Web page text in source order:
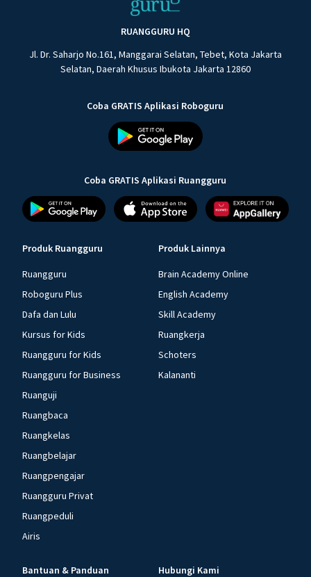
RUANGGURU HQ
Jl. Dr. Saharjo No.161, Manggarai Selatan, Tebet, Kota Jakarta
Selatan, Daerah Khusus Ibukota Jakarta 12860
Coba GRATIS Aplikasi Roboguru
Coba GRATIS Aplikasi Ruangguru
Produk Ruangguru
Ruangguru
Roboguru Plus
Dafa dan Lulu
Kursus for Kids
Ruangguru for Kids
Ruangguru for Business
Ruanguji
Ruangbaca
Ruangkelas
Ruangbelajar
Ruangpengajar
Ruangguru Privat
Ruangpeduli
Airis
Produk Lainnya
Brain Academy Online
English Academy
Skill Academy
Ruangkerja
Schoters
Kalananti
Bantuan & Panduan Hubungi Kami